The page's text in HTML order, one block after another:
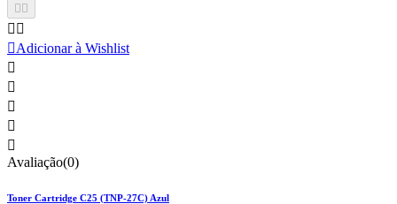

 
Adicionar à Wishlist





Avaliação(0)
Toner Cartridge C25 (TNP-27C) Azul